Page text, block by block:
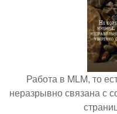
Работа в MLM, то
неразрывно связана с